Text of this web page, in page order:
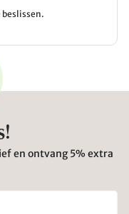
beslissen.
en ontvang 5% extra